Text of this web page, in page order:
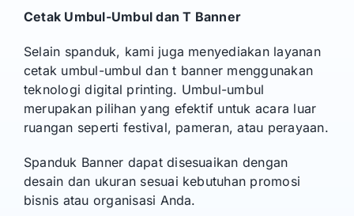
Cetak Umbul-Umbul dan T Banner
Selain spanduk, kami juga menyediakan layanan
cetak umbul-umbul dan t banner menggunakan
teknologi digital printing. Umbul-umbul
merupakan pilihan yang efektif untuk acara luar
ruangan seperti festival, pameran, atau perayaan.
Spanduk Banner dapat disesuaikan dengan
desain dan ukuran sesuai kebutuhan promosi
bisnis atau organisasi Anda.